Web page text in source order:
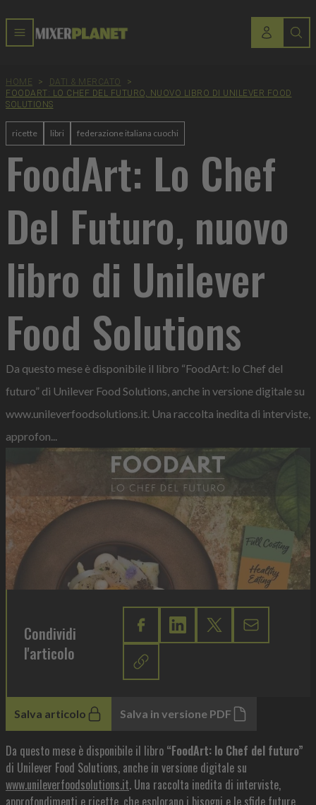
HOME > DATI & MERCATO
>
FOODART: LO CHEF DEL FUTURO, NUOVO LIBRO DI UNILEVER FOOD
SOLUTIONS
ricette libri federazione italiana cuochi
FoodArt: Lo Chef
Del Futuro, nuovo
libro di Unilever
Food Solutions
Da questo mese è disponibile il libro “FoodArt: lo Chef del
futuro” di Unilever Food Solutions, anche in versione digitale su
www.unileverfoodsolutions.it. Una raccolta inedita di interviste,
approfon...
Condividi
l'articolo
Salva articolo Salva in versione PDF
Da questo mese è disponibile il libro “FoodArt: lo Chef del futuro”
di Unilever Food Solutions, anche in versione digitale su
www.unileverfoodsolutions.it. Una raccolta inedita di interviste,